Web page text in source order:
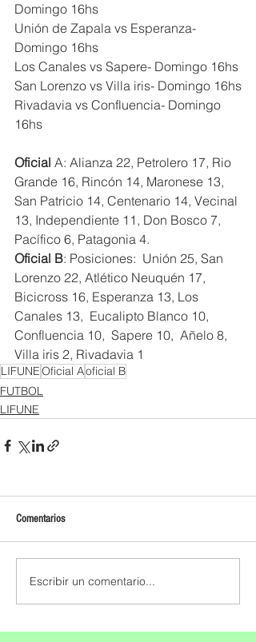
Domingo 16hs
Unión de Zapala vs Esperanza-
Domingo 16hs
Los Canales vs Sapere- Domingo 16hs
San Lorenzo vs Villa iris- Domingo 16hs
Rivadavia vs Confluencia- Domingo
16hs
Oficial A: Alianza 22, Petrolero 17, Rio
Grande 16, Rincón 14, Maronese 13,
San Patricio 14, Centenario 14, Vecinal
13, Independiente 11, Don Bosco 7,
Pacífico 6, Patagonia 4.
Oficial B: Posiciones:  Unión 25, San
Lorenzo 22, Atlético Neuquén 17,
Bicicross 16, Esperanza 13, Los
Canales 13,  Eucalipto Blanco 10,
Confluencia 10,  Sapere 10,  Añelo 8,
Villa iris 2, Rivadavia 1
LIFUNEOficial Aoficial B
FUTBOL
LIFUNE
Comentarios
Escribir un comentario...